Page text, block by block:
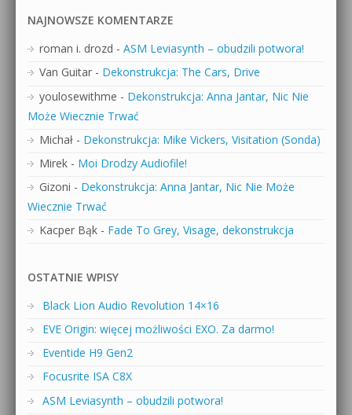
NAJNOWSZE KOMENTARZE
roman i. drozd - ASM Leviasynth – obudzili potwora!
Van Guitar - Dekonstrukcja: The Cars, Drive
youlosewithme - Dekonstrukcja: Anna Jantar, Nic Nie
Może Wiecznie Trwać
Michał - Dekonstrukcja: Mike Vickers, Visitation (Sonda)
Mirek - Moi Drodzy Audiofile!
Gizoni - Dekonstrukcja: Anna Jantar, Nic Nie Może
Wiecznie Trwać
Kacper Bąk - Fade To Grey, Visage, dekonstrukcja
OSTATNIE WPISY
Black Lion Audio Revolution 14×16
EVE Origin: więcej możliwości EXO. Za darmo!
Eventide H9 Gen2
Focusrite ISA C8X
ASM Leviasynth – obudzili potwora!